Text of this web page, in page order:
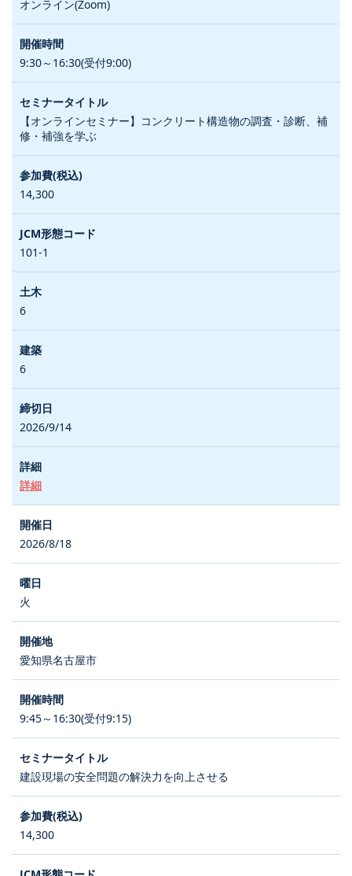
オンライン(Zoom)
9:30～16:30(受付9:00)
【オンラインセミナー】コンクリート構造物の調査・診断、補
修・補強を学ぶ
14,300
101-1
6
6
2026/9/14
詳細
2026/8/18
火
愛知県名古屋市
9:45～16:30(受付9:15)
建設現場の安全問題の解決力を向上させる
14,300